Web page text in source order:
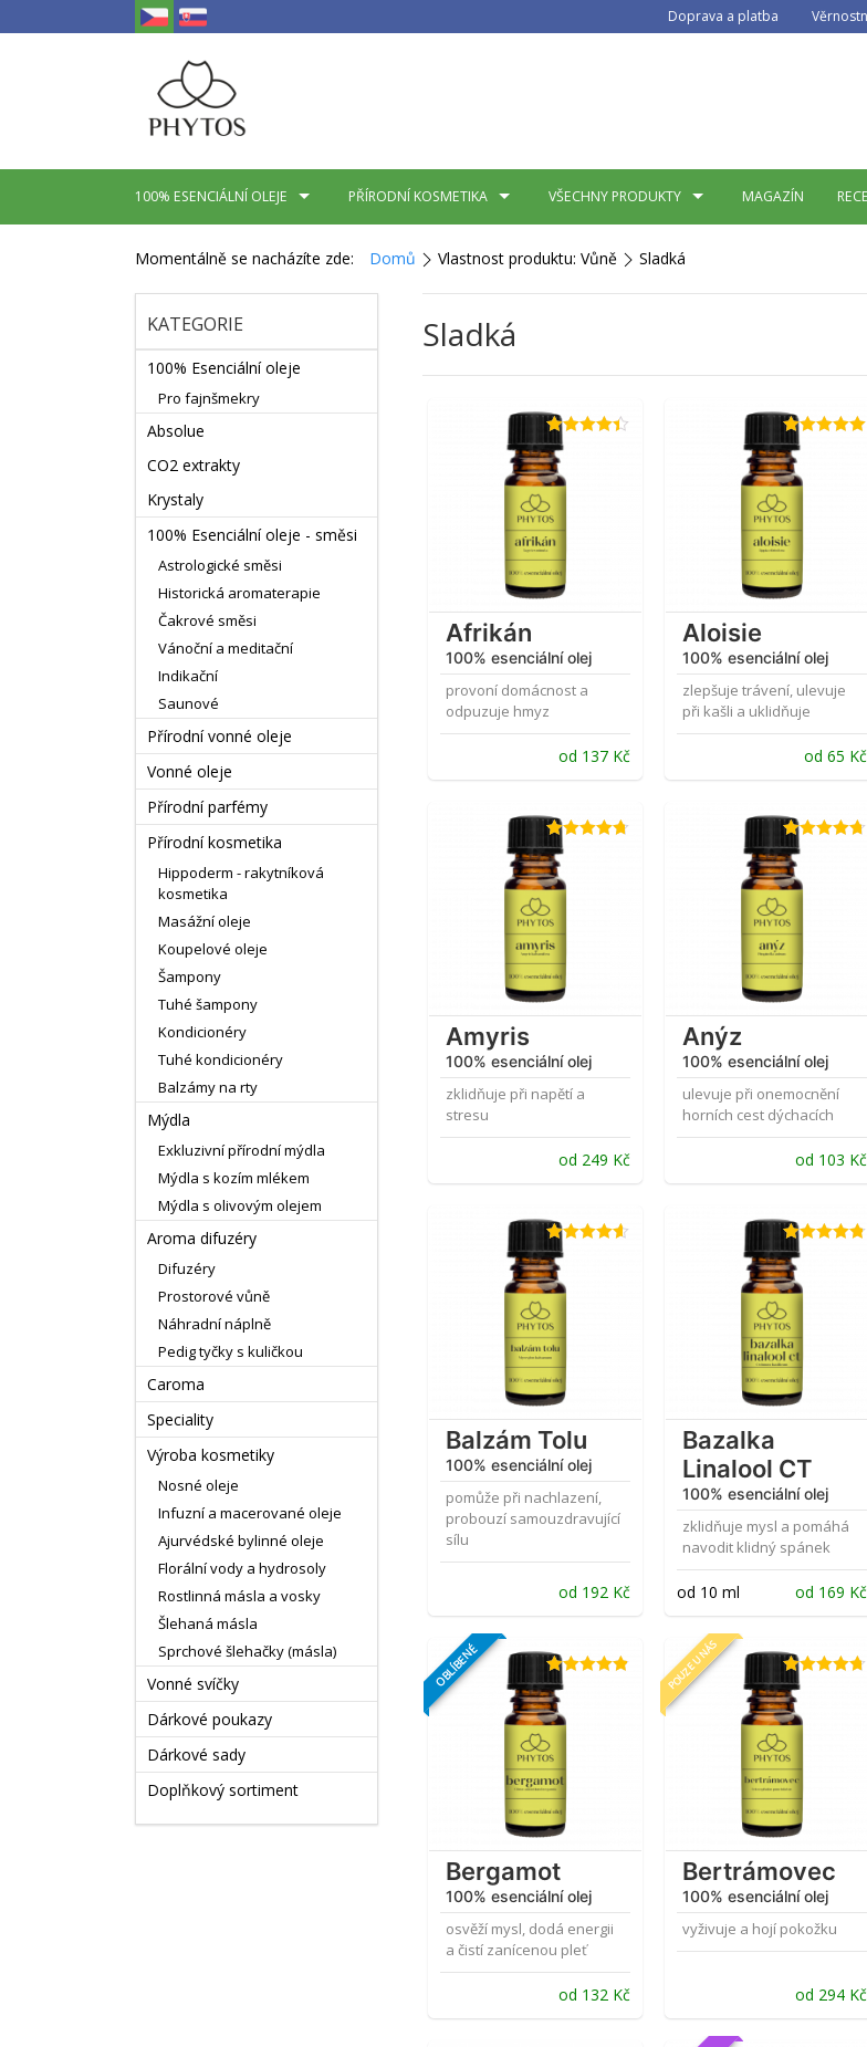
Doprava a platba
100% ESENCIÁLNÍ OLEJE PŘÍRODNÍ KOSMETIKA VŠECHNY PRODUKTY MAGAZÍN
Momentálně se nacházíte zde: Domů Vlastnost produktu: Vůně Sladká
KATEGORIE
100% Esenciální oleje
Pro fajnšmekry
Absolue
CO2 extrakty
Krystaly
100% Esenciální oleje - směsi
Astrologické směsi
Historická aromaterapie
Čakrové směsi
Vánoční a meditační
Indikační
Saunové
Přírodní vonné oleje
Vonné oleje
Přírodní parfémy
Přírodní kosmetika
Hippoderm - rakytníková
kosmetika
Masážní oleje
Koupelové oleje
Šampony
Tuhé šampony
Kondicionéry
Tuhé kondicionéry
Balzámy na rty
Mýdla
Exkluzivní přírodní mýdla
Mýdla s kozím mlékem
Mýdla s olivovým olejem
Aroma difuzéry
Difuzéry
Prostorové vůně
Náhradní náplně
Pedig tyčky s kuličkou
Caroma
Speciality
Výroba kosmetiky
Nosné oleje
Infuzní a macerované oleje
Ajurvédské bylinné oleje
Florální vody a hydrosoly
Rostlinná másla a vosky
Šlehaná másla
Sprchové šlehačky (másla)
Vonné svíčky
Dárkové poukazy
Dárkové sady
Doplňkový sortiment
Sladká
Afrikán
100% esenciální olej
provoní domácnost a
odpuzuje hmyz
Hodnocení
4.33
od 137 Kč
Aloisie
100% esenciální olej
zlepšuje trávení, ulevuje
při kašli a uklidňuje
Hodnocení
5.00
od 65 Kč
Amyris
100% esenciální olej
zklidňuje při napětí a
stresu
Hodnocení
4.71
od 249 Kč
Anýz
100% esenciální olej
ulevuje při onemocnění
horních cest dýchacích
Hodnocení
4.73
od 103 Kč
Balzám Tolu
100% esenciální olej
pomůže při nachlazení,
probouzí samouzdravující
sílu
Hodnocení
4.53
od 192 Kč
Bazalka
Linalool CT
100% esenciální olej
zklidňuje mysl a pomáhá
navodit klidný spánek
od 10 ml
Hodnocení
4.75
od 169 Kč
OBLÍBENÉ
Bergamot
100% esenciální olej
osvěží mysl, dodá energii
a čistí zanícenou pleť
Hodnocení
4.85
od 132 Kč
POUZE U NÁS
Bertrámovec
100% esenciální olej
vyživuje a hojí pokožku
Hodnocení
4.69
od 294 Kč